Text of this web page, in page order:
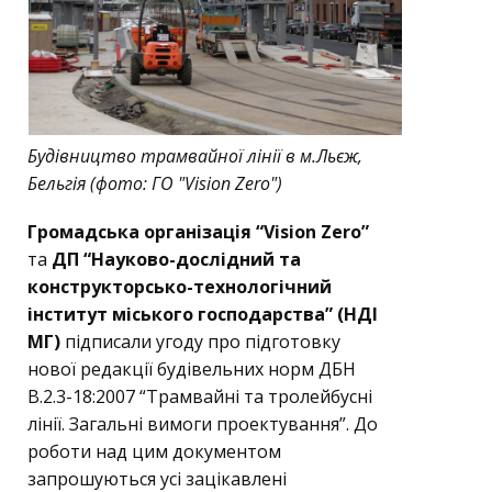
Будівництво трамвайної лінії в м.Льєж,
Бельгія (фото: ГО "Vision Zero")
Громадська організація “Vision Zero”
та ДП “Науково-дослідний та
конструкторсько-технологічний
інститут міського господарства” (НДІ
МГ) підписали угоду про підготовку
нової редакції будівельних норм ДБН
В.2.3-18:2007 “Трамвайні та тролейбусні
лінії. Загальні вимоги проектування”. До
роботи над цим документом
запрошуються усі зацікавлені